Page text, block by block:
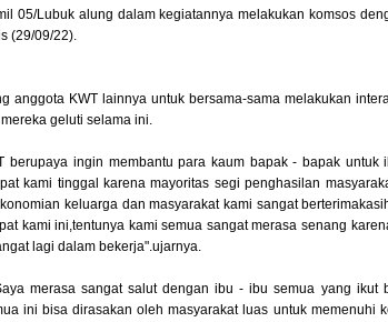
05/Lubuk alung dalam kegiatannya melakukan komsos
(29/09/22).
anggota KWT lainnya untuk bersama-sama melakukan
geluti selama ini.
berupaya ingin membantu para kaum bapak - bapak untuk
kami tinggal karena mayoritas segi penghasilan
keluarga dan masyarakat kami sangat
kami ini,tentunya kami semua sangat merasa senang
lagi dalam bekerja".ujarnya.
merasa sangat salut dengan ibu - ibu semua yang ikut
ini bisa dirasakan oleh masyarakat luas untuk memenuhi